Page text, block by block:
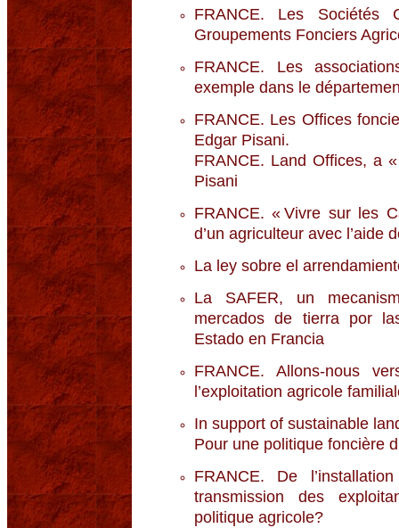
FRANCE. Les Sociétés
Groupements Fonciers
FRANCE. Les
exemple dans le
FRANCE. Les Offices
Edgar Pisani.
FRANCE. Land Offices, a
Pisani
FRANCE. « Vivre sur les
d’un agriculteur avec l’aide
La ley sobre el
La SAFER, un
mercados de tierra por
Estado en Francia
FRANCE. Allons-nous
l’exploitation agricole
In support of sustainable
Pour une politique foncière
FRANCE. De
transmission des
politique agricole?